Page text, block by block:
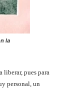
la
liberar, pues para
personal, un